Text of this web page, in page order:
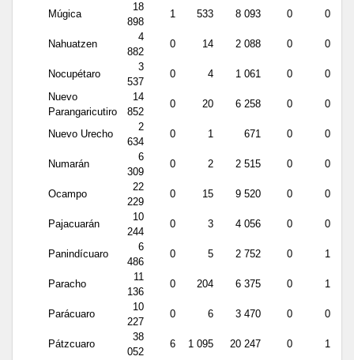
Múgica
18
898
1 533 8 093 0 0
Nahuatzen
4
882
0 14 2 088 0 0
Nocupétaro
3
537
0 4 1 061 0
0
Nuevo
Parangaricutiro
14
852
0 20 6 258 0 0
Nuevo Urecho
2
634
0 1 671 0 0
Numarán
6
309
0 2 2 515 0 0
Ocampo
22
229
0 15 9 520 0 0
Pajacuarán
10
244
0 3 4 056 0 0
Panindícuaro
6
486
0 5 2 752 0 1
Paracho
11
136
0 204 6 375 0 1
Parácuaro
10
227
0 6 3 470 0 0
Pátzcuaro
38
052
6 1 095 20 247 0 1